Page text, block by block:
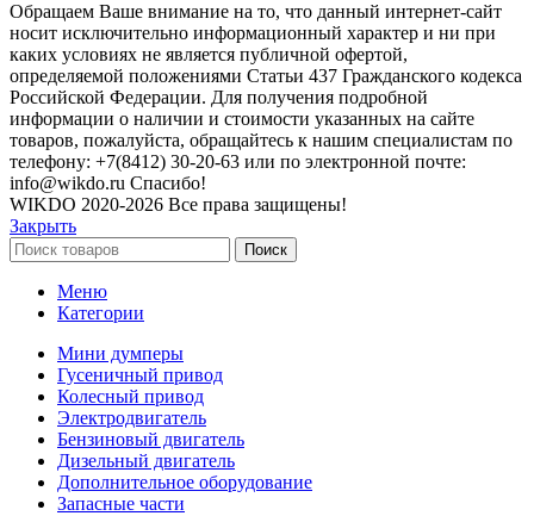
Обращаем Ваше внимание на то, что данный интернет-сайт
носит исключительно информационный характер и ни при
каких условиях не является публичной офертой,
определяемой положениями Статьи 437 Гражданского кодекса
Российской Федерации. Для получения подробной
информации о наличии и стоимости указанных на сайте
товаров, пожалуйста, обращайтесь к нашим специалистам по
телефону: +7(8412) 30-20-63 или по электронной почте:
info@wikdo.ru Cпасибо!
WIKDO 2020-2026 Все права защищены!
Закрыть
Поиск
Меню
Категории
Мини думперы
Гусеничный привод
Колесный привод
Электродвигатель
Бензиновый двигатель
Дизельный двигатель
Дополнительное оборудование
Запасные части